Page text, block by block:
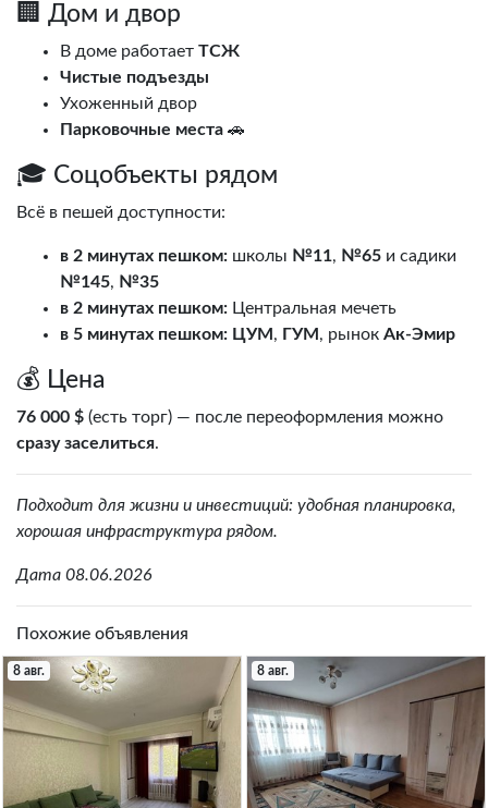
🏢 Дом и двор
В доме работает ТСЖ
Чистые подъезды
Ухоженный двор
Парковочные места 🚗
🎓 Соцобъекты рядом
Всё в пешей доступности:
в 2 минутах пешком: школы №11, №65 и садики
№145, №35
в 2 минутах пешком: Центральная мечеть
в 5 минутах пешком: ЦУМ , ГУМ , рынок Ак-Эмир
💰 Цена
76 000 $ (есть торг) — после переоформления можно
сразу заселиться.
Подходит для жизни и инвестиций: удобная планировка,
хорошая инфраструктура рядом.
Дата 08.06.2026
Похожие объявления
8 авг. 8 авг.